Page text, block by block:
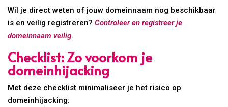
Wil je direct weten of jouw domeinnaam nog beschikbaar
is en veilig registreren?Controleer en registreer je
domeinnaam veilig.
Checklist: Zo voorkom je
domeinhijacking
Met deze checklist minimaliseer je het risico op
domeinhijacking: